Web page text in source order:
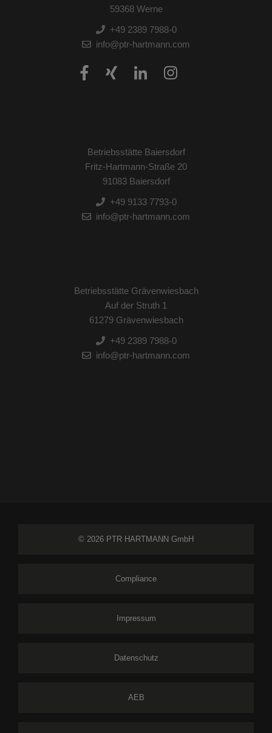
59368 Werne
+49 2389 7988-0
info@ptr-hartmann.com
Betriebsstätte Baiersdorf
Fritz-Hartmann-Straße 20
91083 Baiersdorf
+49 9133 7793-0
info@ptr-hartmann.com
Betriebsstätte Grävenwiesbach
Auf der Struth 1
61279 Grävenwiesbach
+49 2389 7988-0
info@ptr-hartmann.com
© 2026 PTR HARTMANN GmbH
Compliance
Impressum
Datenschutz
AEB